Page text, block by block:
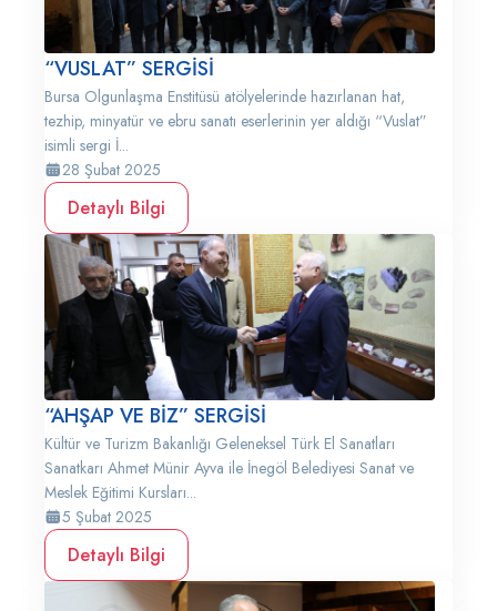
“VUSLAT” SERGİSİ
Bursa Olgunlaşma Enstitüsü atölyelerinde hazırlanan hat,
tezhip, minyatür ve ebru sanatı eserlerinin yer aldığı “Vuslat”
isimli sergi İ...
28 Şubat 2025
Detaylı Bilgi
“AHŞAP VE BİZ” SERGİSİ
Kültür ve Turizm Bakanlığı Geleneksel Türk El Sanatları
Sanatkarı Ahmet Münir Ayva ile İnegöl Belediyesi Sanat ve
Meslek Eğitimi Kursları...
5 Şubat 2025
Detaylı Bilgi